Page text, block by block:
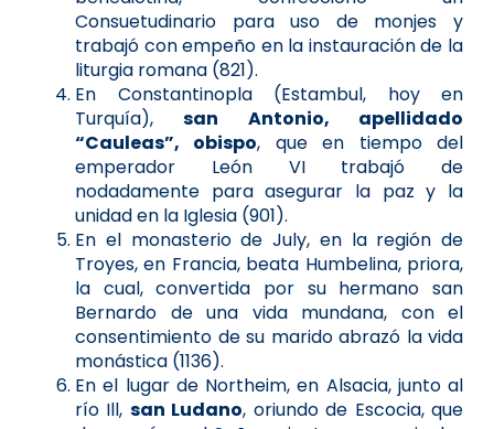
Consuetudinario para uso de monjes y
trabajó con empeño en la instauración de la
liturgia romana (821).
En Constantinopla (Estambul, hoy en
Turquía),san Antonio, apellidado
“Cauleas”, obispo, que en tiempo del
emperador León VI trabajó de
nodadamente para asegurar la paz y la
unidad en la Iglesia (901).
En el monasterio de July, en la región de
Troyes, en Francia, beata Humbelina, priora,
la cual, convertida por su hermano san
Bernardo de una vida mundana, con el
consentimiento de su marido abrazó la vida
monástica (1136).
En el lugar de Northeim, en Alsacia, junto al
río Ill, san Ludano, oriundo de Escocia, que